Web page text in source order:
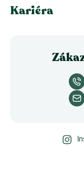
Kariéra